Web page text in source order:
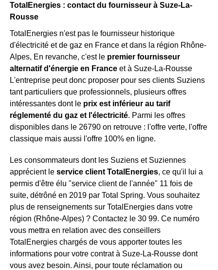
TotalEnergies : contact du fournisseur à Suze-La-
Rousse
TotalEnergies n'est pas le fournisseur historique
d'électricité et de gaz en France et dans la région Rhône-
Alpes, En revanche, c'est le premier fournisseur
alternatif d'énergie en France et à Suze-La-Rousse
L'entreprise peut donc proposer pour ses clients Suziens
tant particuliers que professionnels, plusieurs offres
intéressantes dont le prix est inférieur au tarif
réglementé du gaz et l'électricité. Parmi les offres
disponibles dans le 26790 on retrouve : l'offre verte, l'offre
classique mais aussi l'offre 100% en ligne.
Les consommateurs dont les Suziens et Suziennes
apprécient le service client TotalEnergies, ce qu'il lui a
permis d'être élu "service client de l'année" 11 fois de
suite, détrôné en 2019 par Total Spring. Vous souhaitez
plus de renseignements sur TotalEnergies dans votre
région (Rhône-Alpes) ? Contactez le 30 99. Ce numéro
vous mettra en relation avec des conseillers
TotalEnergies chargés de vous apporter toutes les
informations pour votre contrat à Suze-La-Rousse dont
vous avez besoin. Ainsi, pour toute réclamation ou